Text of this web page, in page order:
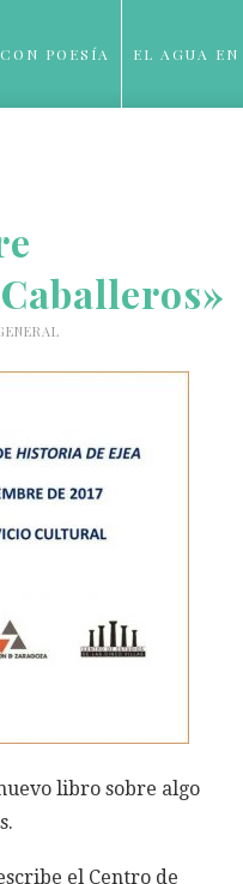
CON POESÍA EL AGUA
libro sobre algo
el Centro de